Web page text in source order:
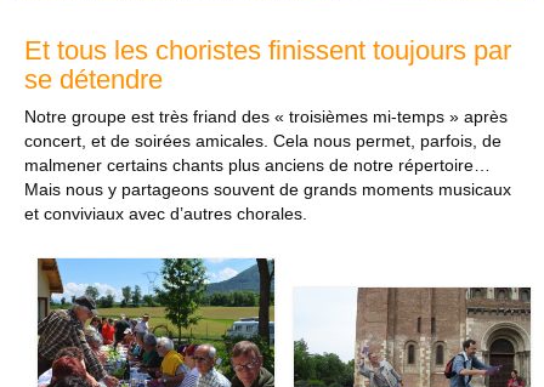
Et tous les choristes finissent toujours par
se détendre
Notre groupe est très friand des « troisièmes mi-temps » après
concert, et de soirées amicales. Cela nous permet, parfois, de
malmener certains chants plus anciens de notre répertoire…
Mais nous y partageons souvent de grands moments musicaux
et conviviaux avec d’autres chorales.